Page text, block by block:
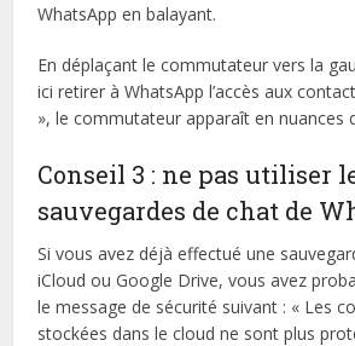
WhatsApp en balayant.
En déplaçant le commutateur vers la
ici retirer à WhatsApp l’accès aux
», le commutateur apparaît en nuances
Conseil 3 : ne pas utiliser
sauvegardes de chat de
Si vous avez déjà effectué une
iCloud ou Google Drive, vous avez
le message de sécurité suivant : « Les
stockées dans le cloud ne sont plus